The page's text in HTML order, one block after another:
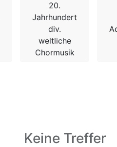
20.
Jahrhundert
div.
weltliche
Chormusik
Keine Treffer